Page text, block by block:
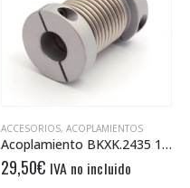
ACCESORIOS, ACOPLAMIENTOS
Acoplamiento BKXK.2435 10/12
29,50€ IVA no incluido